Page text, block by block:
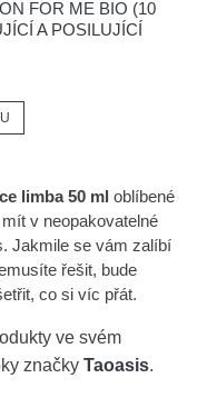
FOR ME BIO (10
A POSILUJÍCÍ
limba 50 ml oblíbené
v neopakovatelné
Jakmile se vám zalíbí
řešit, bude
co si víc přát.
ve svém
značky Taoasis.